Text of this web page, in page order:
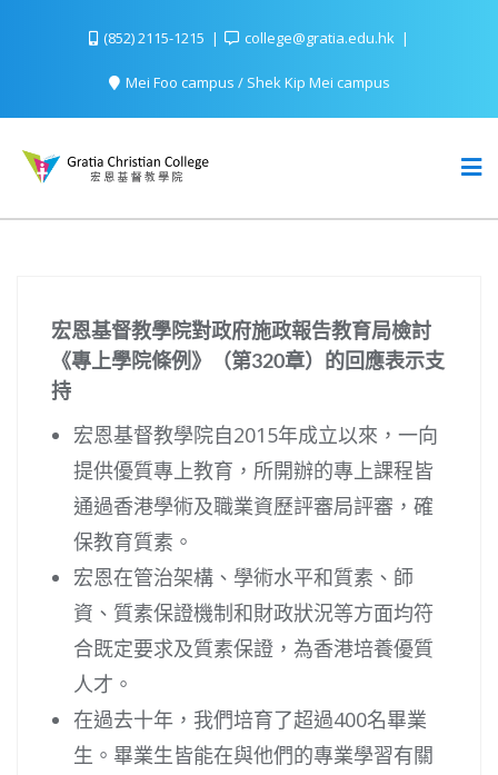
(852) 2115-1215 college@gratia.edu.hk
Mei Foo campus / Shek Kip Mei campus
宏恩基督教學院對政府施政報告教育局檢討
《專上學院條例》（第320章）的回應表示支
持
宏恩基督教學院自2015年成立以來，一向
提供優質專上教育，所開辦的專上課程皆
通過香港學術及職業資歷評審局評審，確
保教育質素。
宏恩在管治架構、學術水平和質素、師
資、質素保證機制和財政狀況等方面均符
合既定要求及質素保證，為香港培養優質
人才。
在過去十年，我們培育了超過400名畢業
生。畢業生皆能在與他們的專業學習有關